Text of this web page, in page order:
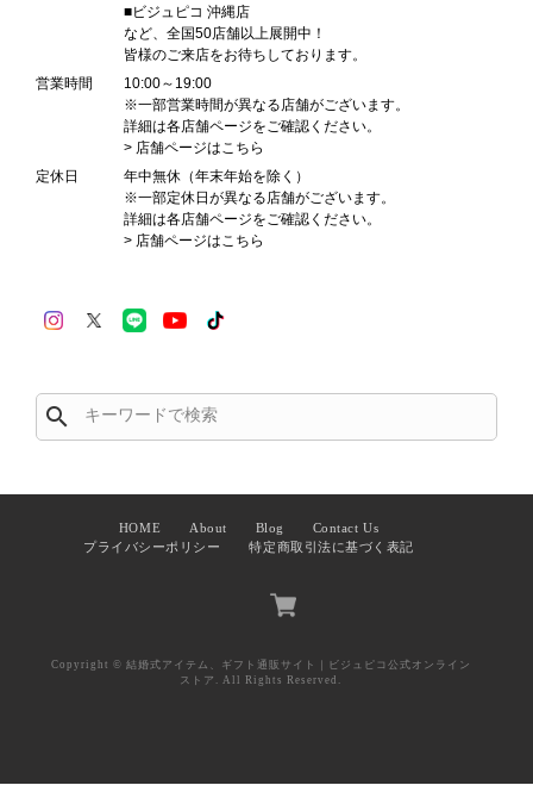
■ビジュピコ 沖縄店
など、全国50店舗以上展開中！
皆様のご来店をお待ちしております。
営業時間
10:00～19:00
※一部営業時間が異なる店舗がございます。
詳細は各店舗ページをご確認ください。
> 店舗ページはこちら
定休日
年中無休（年末年始を除く）
※一部定休日が異なる店舗がございます。
詳細は各店舗ページをご確認ください。
> 店舗ページはこちら
search
HOME About Blog
Contact Us
プライバシーポリシー
特定商取引法に基づく表記
Copyright © 結婚式アイテム、ギフト通販サイト｜ビジュピコ公式オンライン
ストア. All Rights Reserved.